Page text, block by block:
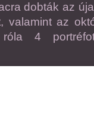
dobták az
valamint az
4